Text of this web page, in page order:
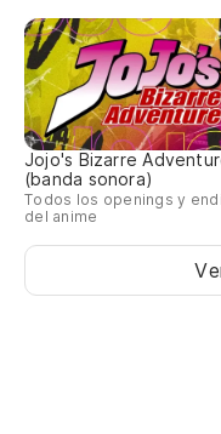
Jojo's Bizarre
(banda sonora)
Todos los openings y
del anime